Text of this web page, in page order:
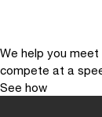
We help you
compete at a
See how